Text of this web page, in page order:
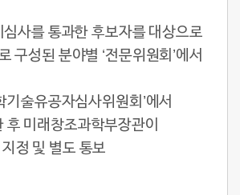
사를 통과한 후보자를 대상으로
구성된 분야별 ‘전문위원회’에서
기술유공자심사위원회’에서
후 미래창조과학부장관이
정 및 별도 통보